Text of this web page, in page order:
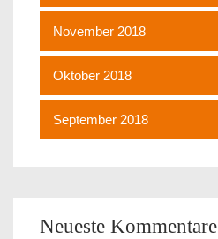
November 2018
Oktober 2018
September 2018
Neueste Kommentare